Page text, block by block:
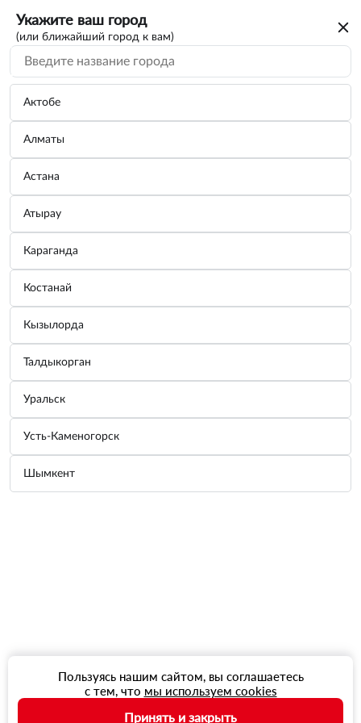
Укажите ваш город
(или ближайший город к вам)
Актобе
Алматы
Астана
Атырау
Караганда
Костанай
Кызылорда
Талдыкорган
Уральск
Усть-Каменогорск
Шымкент
Пользуясь нашим сайтом, вы соглашаетесь
с тем, что мы используем cookies
Принять и закрыть